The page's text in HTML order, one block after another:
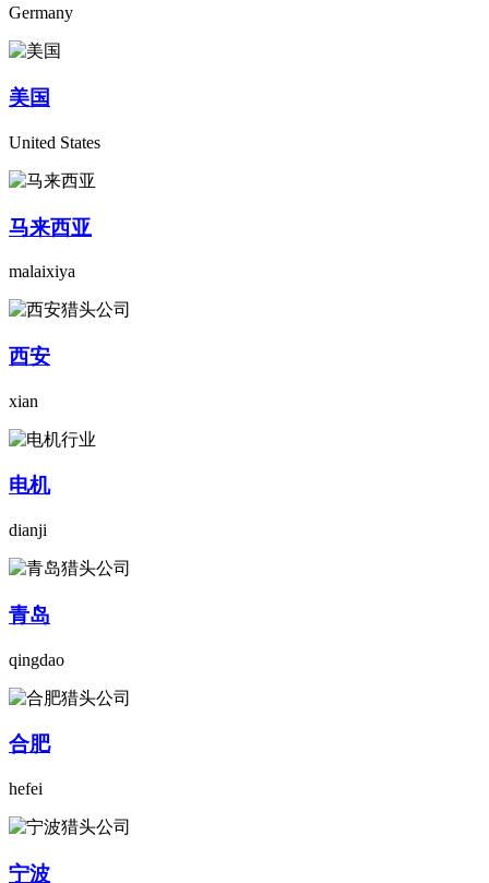
Germany
美国
United States
马来西亚
malaixiya
西安
xian
电机
dianji
青岛
qingdao
合肥
hefei
宁波